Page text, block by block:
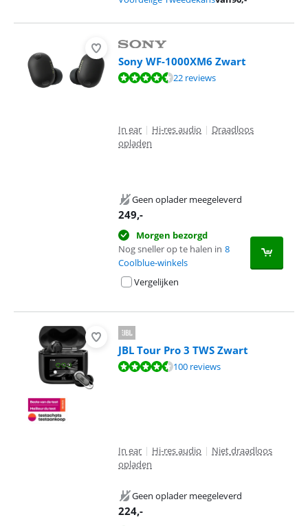
Sony WF-1000XM6 Zwart
Beoordeling is 8,5 van de 10, gebaseerd op 22 reviews.
22 reviews
In ear | Hi-res audio | Draadloos
opladen
Geen oplader meegeleverd
249,-
Morgen bezorgd
Nog sneller op te halen in 8
Coolblue-winkels
Vergelijken
JBL Tour Pro 3 TWS Zwart
Beoordeling is 9,0 van de 10, gebaseerd op 100 reviews.
100 reviews
In ear | Hi-res audio | Niet draadloos
opladen
Geen oplader meegeleverd
224,-